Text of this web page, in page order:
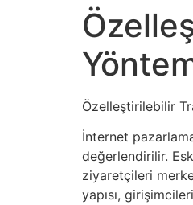
Özelleştirilebilir
İnternet
değerlendirilir.
ziyaretçileri
yapısı,